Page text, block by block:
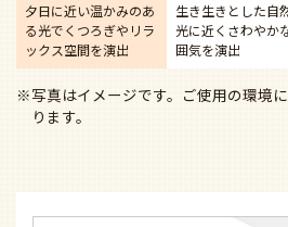
夕日に近い温かみのあ
る光でくつろぎやリラ
ックス空間を演出
生き生きとした自
光に近く さわやか
囲気を演出
※写真はイメージです。ご使用の環境
ります。